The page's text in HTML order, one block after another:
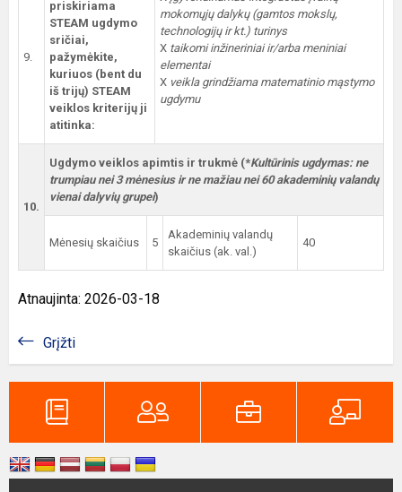
9.
priskiriama
STEAM ugdymo
sričiai,
pažymėkite,
kuriuos (bent du
iš trijų) STEAM
veiklos kriterijų ji
atitinka:
mokomųjų dalykų (gamtos mokslų,
technologijų ir kt.) turinys
X taikomi inžineriniai ir/arba meniniai
elementai
X veikla grindžiama matematinio mąstymo
ugdymu
10.
Ugdymo veiklos apimtis ir trukmė (*Kultūrinis ugdymas: ne
trumpiau nei 3 mėnesius ir ne mažiau nei 60 akademinių valandų
vienai dalyvių grupei)
Mėnesių skaičius 5
Akademinių valandų
skaičius (ak. val.)
40
Atnaujinta: 2026-03-18
Grįžti